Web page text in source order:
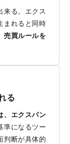
来る。エクス
まれると同時
売買ルールを
る
、エクスパン
準になるツー
判断が具体的